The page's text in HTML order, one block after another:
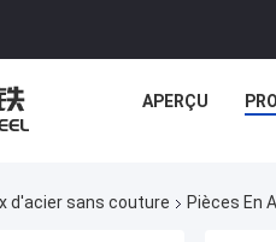
APERÇU
d'acier sans couture Pièces En